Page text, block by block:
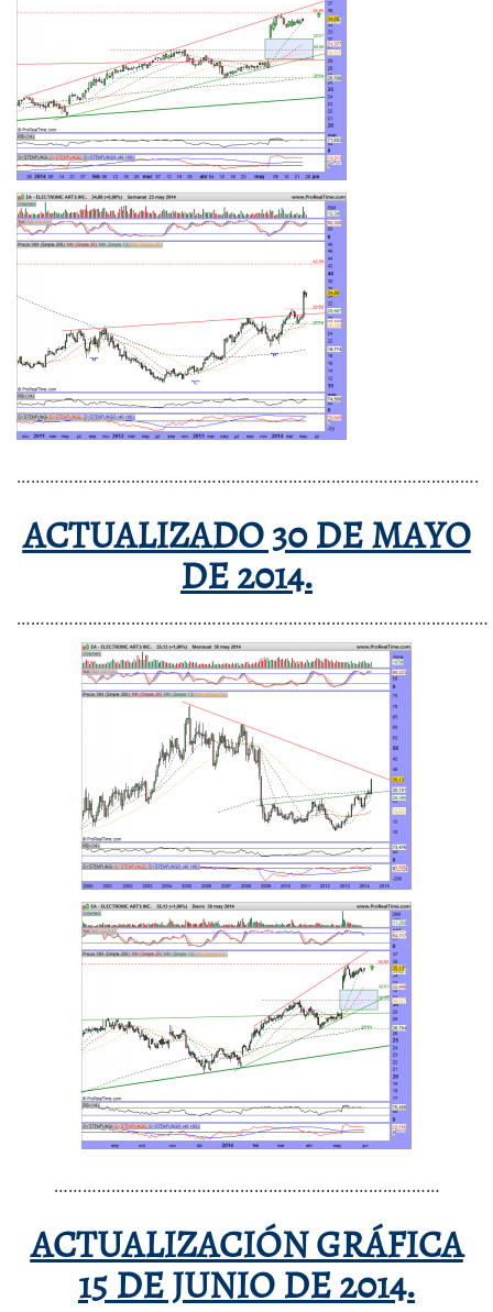
…………………………………………………………………………………….
ACTUALIZADO 30 DE MAYO
DE 2014.
………………………………………………………………………………………
………………………………………………………………………
ACTUALIZACIÓN GRÁFICA
15 DE JUNIO DE 2014.